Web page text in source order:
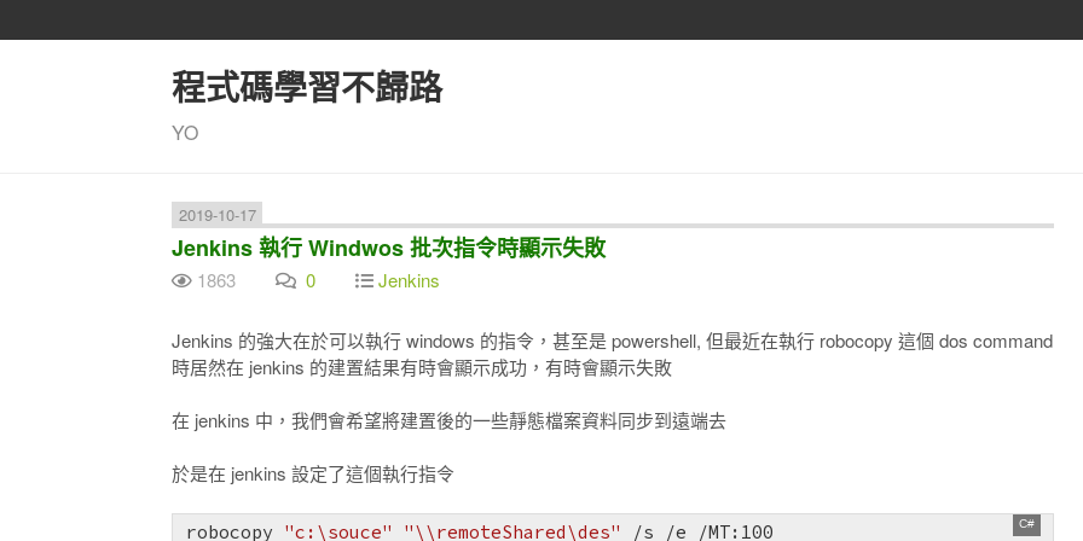
程式碼學習不歸路
YO
2019-10-17
Jenkins 執行 Windwos 批次指令時顯示失敗
1863 0 Jenkins
Jenkins 的強大在於可以執行 windows 的指令，甚至是 powershell, 但最近在執行 robocopy 這個 dos command
時居然在 jenkins 的建置結果有時會顯示成功，有時會顯示失敗
在 jenkins 中，我們會希望將建置後的一些靜態檔案資料同步到遠端去
於是在 jenkins 設定了這個執行指令
robocopy "c:\souce" "\\remoteShared\des" /s /e /MT: 100